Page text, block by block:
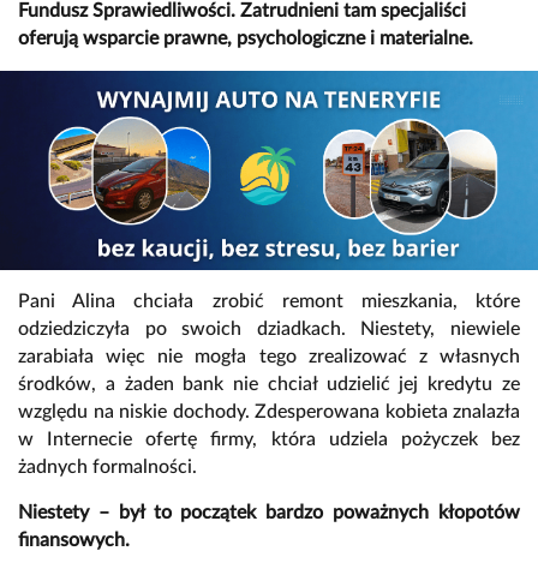
Fundusz Sprawiedliwości. Zatrudnieni tam specjaliści
oferują wsparcie prawne, psychologiczne i materialne.
Pani Alina chciała zrobić remont mieszkania, które
odziedziczyła po swoich dziadkach. Niestety, niewiele
zarabiała więc nie mogła tego zrealizować z własnych
środków, a żaden bank nie chciał udzielić jej kredytu ze
względu na niskie dochody. Zdesperowana kobieta znalazła
w Internecie ofertę firmy, która udziela pożyczek bez
żadnych formalności.
Niestety – był to początek bardzo poważnych kłopotów
finansowych.